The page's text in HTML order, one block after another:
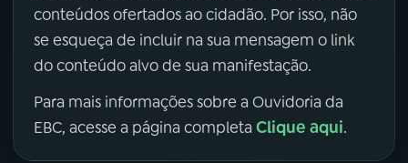
conteúdos ofertados ao cidadão. Por isso, não
se esqueça de incluir na sua mensagem o link
do conteúdo alvo de sua manifestação.
Para mais informações sobre a Ouvidoria da
EBC, acesse a página completa Clique aqui.